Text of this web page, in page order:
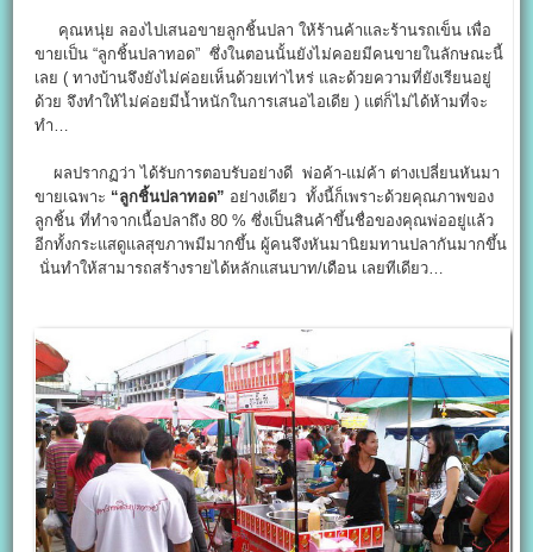
คุณหนุ่ย ลองไปเสนอขายลูกชิ้นปลา ให้ร้านค้าและร้านรถเข็น เพื่อ
ขายเป็น “ลูกชิ้นปลาทอด” ซึ่งในตอนนั้นยังไม่คอยมีคนขายในลักษณะนี้
เลย ( ทางบ้านจึงยังไม่ค่อยเห็นด้วยเท่าไหร่ และด้วยความที่ยังเรียนอยู่
ด้วย จึงทำให้ไม่ค่อยมีน้ำหนักในการเสนอไอเดีย ) แต่ก็ไม่ได้ห้ามที่จะ
ทำ…
ผลปรากฏว่า ได้รับการตอบรับอย่างดี พ่อค้า-แม่ค้า ต่างเปลี่ยนหันมา
ขายเฉพาะ “ลูกชิ้นปลาทอด” อย่างเดียว ทั้งนี้ก็เพราะด้วยคุณภาพของ
ลูกชิ้น ที่ทำจากเนื้อปลาถึง 80 % ซึ่งเป็นสินค้าขึ้นชื่อของคุณพ่ออยู่แล้ว
อีกทั้งกระแสดูแลสุขภาพมีมากขึ้น ผู้คนจึงหันมานิยมทานปลากันมากขึ้น
นั่นทำให้สามารถสร้างรายได้หลักแสนบาท/เดือน เลยทีเดียว…